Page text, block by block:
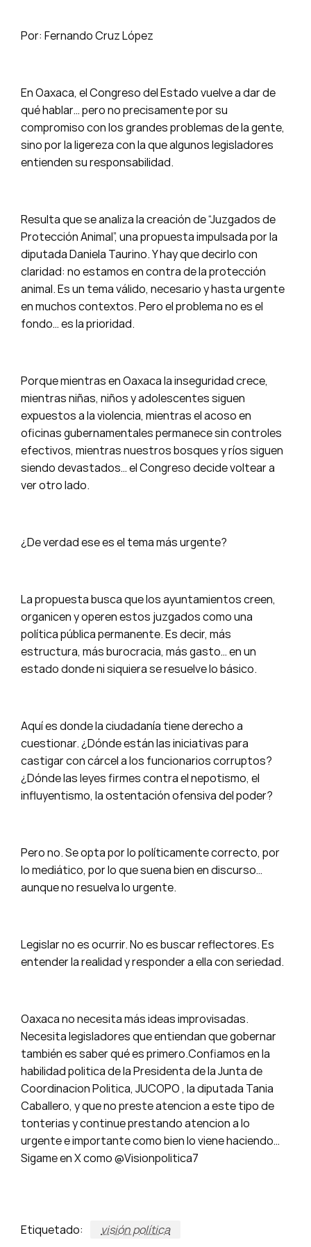
Por: Fernando Cruz López
En Oaxaca, el Congreso del Estado vuelve a dar de
qué hablar… pero no precisamente por su
compromiso con los grandes problemas de la gente,
sino por la ligereza con la que algunos legisladores
entienden su responsabilidad.
Resulta que se analiza la creación de “Juzgados de
Protección Animal”, una propuesta impulsada por la
diputada Daniela Taurino. Y hay que decirlo con
claridad: no estamos en contra de la protección
animal. Es un tema válido, necesario y hasta urgente
en muchos contextos. Pero el problema no es el
fondo… es la prioridad.
Porque mientras en Oaxaca la inseguridad crece,
mientras niñas, niños y adolescentes siguen
expuestos a la violencia, mientras el acoso en
oficinas gubernamentales permanece sin controles
efectivos, mientras nuestros bosques y ríos siguen
siendo devastados… el Congreso decide voltear a
ver otro lado.
¿De verdad ese es el tema más urgente?
La propuesta busca que los ayuntamientos creen,
organicen y operen estos juzgados como una
política pública permanente. Es decir, más
estructura, más burocracia, más gasto… en un
estado donde ni siquiera se resuelve lo básico.
Aquí es donde la ciudadanía tiene derecho a
cuestionar. ¿Dónde están las iniciativas para
castigar con cárcel a los funcionarios corruptos?
¿Dónde las leyes firmes contra el nepotismo, el
influyentismo, la ostentación ofensiva del poder?
Pero no. Se opta por lo políticamente correcto, por
lo mediático, por lo que suena bien en discurso…
aunque no resuelva lo urgente.
Legislar no es ocurrir. No es buscar reflectores. Es
entender la realidad y responder a ella con seriedad.
Oaxaca no necesita más ideas improvisadas.
Necesita legisladores que entiendan que gobernar
también es saber qué es primero.Confiamos en la
habilidad politica de la Presidenta de la Junta de
Coordinacion Politica, JUCOPO , la diputada Tania
Caballero, y que no preste atencion a este tipo de
tonterias y continue prestando atencion a lo
urgente e importante como bien lo viene haciendo…
Sigame en X como @Visionpolitica7
Etiquetado: visión política